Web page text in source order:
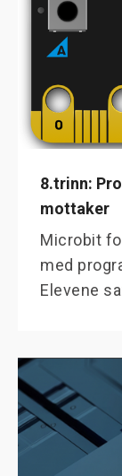
8.trinn:
mottaker
Microbit
med
Elevene